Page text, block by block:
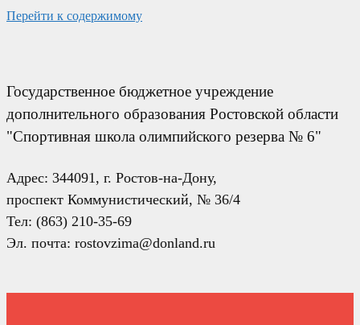
Перейти к содержимому
Государственное бюджетное учреждение
дополнительного образования Ростовской области
"Спортивная школа олимпийского резерва № 6"
Адрес: 344091, г. Ростов-на-Дону,
проспект Коммунистический, № 36/4
Тел: (863) 210-35-69
Эл. почта: rostovzima@donland.ru